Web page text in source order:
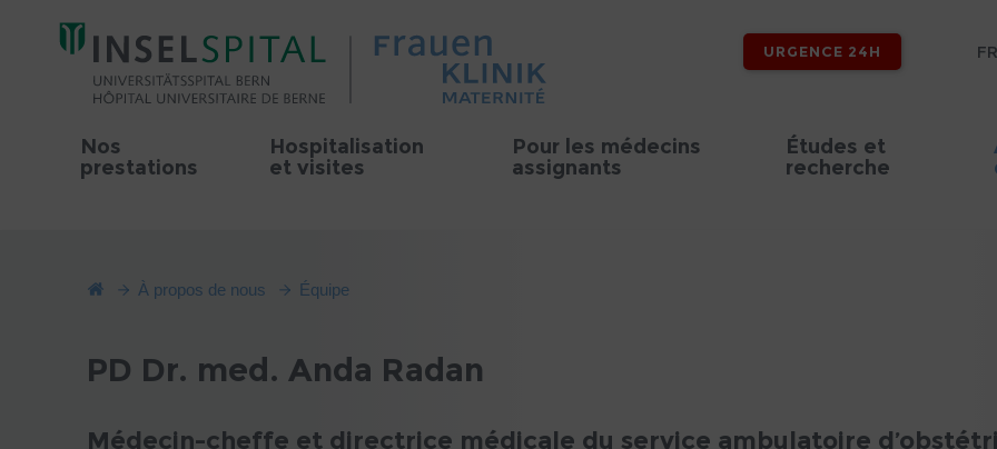
URGENCE 24H FR
Nos
prestations
Hospitalisation
et visites
Pour les médecins
assignants
Études et
recherche
À propos de nous Équipe
PD Dr. med. Anda Radan
Médecin-cheffe et directrice médicale du service ambulatoire